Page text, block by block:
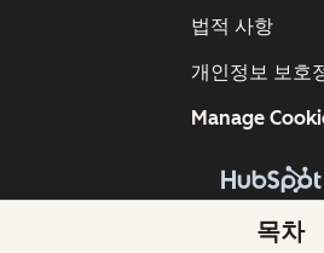
목차
Copyright © 2026
법적 사항
개인정보 보호
Manage